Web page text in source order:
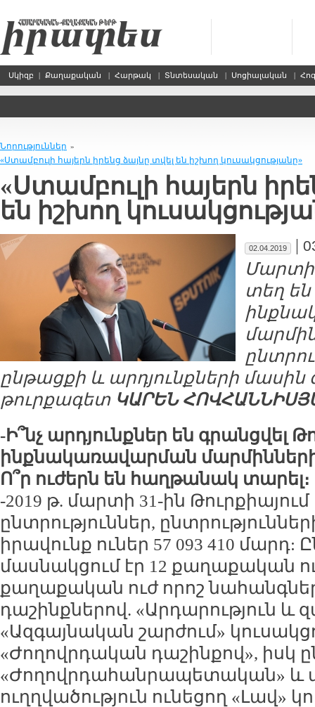
Սկիզբ | Քաղաքական | Հարթակ | Տնտեսական | Սոցիալական |
Նորություններ »
«Ստամբուլի հայերն իրենց ձայնը տվել են իշխող կուսակցությանը»
«Ստամբուլի հայերն
են իշխող
02.04.2019 |
Մարտի
տեղ
ընթացքի և արդյունքների մասին
թուրքագետ ԿԱՐԵՆ
-Ի՞նչ արդյունքներ են գրանցվել
ինքնակառավարման մարմինների
Ո՞ր ուժերն են հաղթանակ տարել։
-2019 թ. մարտի 31-ին
ընտրություններ,
իրավունք ուներ 57 093 410 մարդ:
մասնակցում էր 12 քաղաքական
քաղաքական ուժ որոշ
դաշինքներով. «Արդարություն և
«Ազգայնական շարժում»
«Ժողովրդական դաշինքով», իսկ
«Ժողովրդահանրապետական» և
ուղղվածություն ունեցող «Լավ»